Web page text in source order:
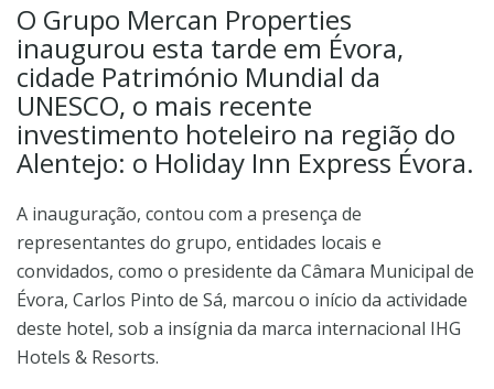
O Grupo Mercan Properties
inaugurou esta tarde em Évora,
cidade Património Mundial da
UNESCO, o mais recente
investimento hoteleiro na região do
Alentejo: o Holiday Inn Express Évora.
A inauguração, contou com a presença de
representantes do grupo, entidades locais e
convidados, como o presidente da Câmara Municipal de
Évora, Carlos Pinto de Sá, marcou o início da actividade
deste hotel, sob a insígnia da marca internacional IHG
Hotels & Resorts.